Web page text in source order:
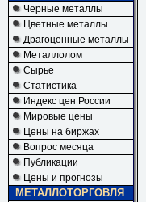
Черные металлы
Цветные металлы
Драгоценные металлы
Металлолом
Сырье
Статистика
Индекс цен России
Мировые цены
Цены на биржах
Вопрос месяца
Публикации
Цены и прогнозы
МЕТАЛЛОТОРГОВЛЯ